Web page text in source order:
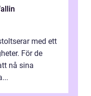
med ett
För de
nå sina